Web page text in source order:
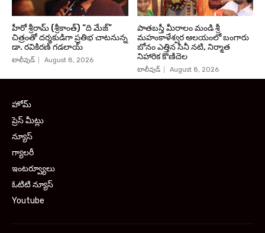
హీరో శ్రీరామ్ (శ్రీకాంత్) “ది మేజ్”
చిత్రంతో దర్శకుడిగా ప్రతిభ చాటనున్న
డా. రవికిరణ్ గడలాయ్
టాలీవుడ్ August 8, 2026
పాతబస్తీ మీరాలం మండి శ్రీ
మహంకాళేశ్వర ఆలయంలో బంగారు
బోనం ఎత్తిన సినీ నటి, నిర్మాత
నిహారిక కొణిదెల
టాలీవుడ్ August 8, 2026
హోమ్
ప్రెస్ మీట్లు
న్యూస్
గ్యాలరీ
ఇంటర్వ్యూలు
ఓటిటి న్యూస్
Youtube